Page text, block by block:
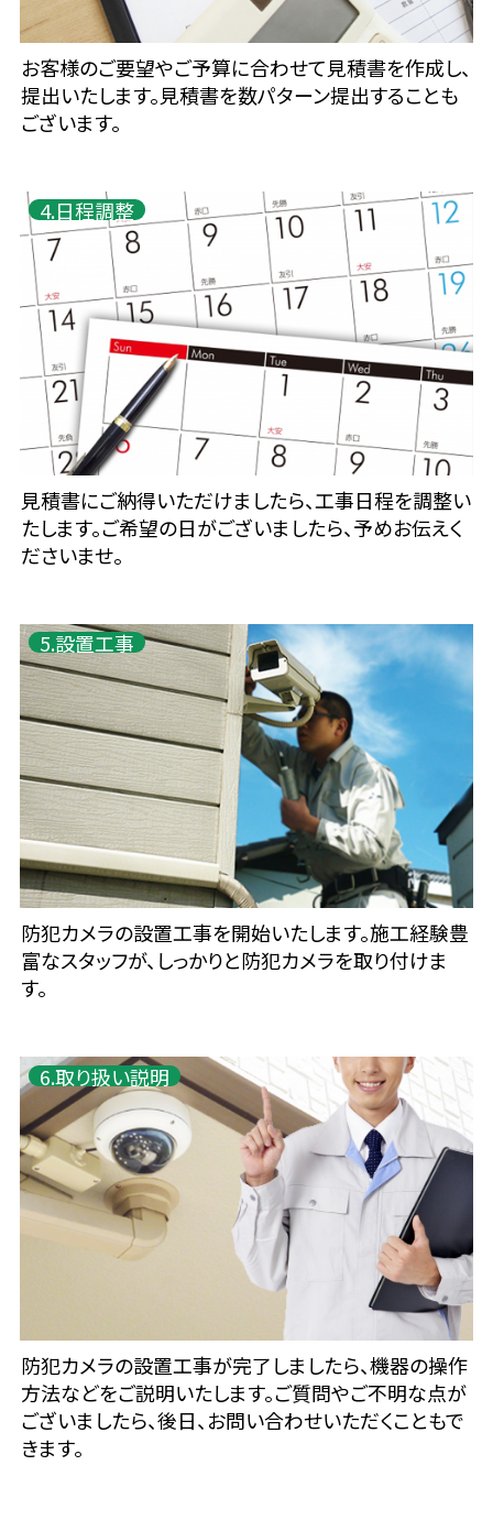
お客様のご要望やご予算に合わせて見積書を作成し、
提出いたします。見積書を数パターン提出することも
ございます。
4.日程調整
見積書にご納得いただけましたら、工事日程を調整い
たします。ご希望の日がございましたら、予めお伝えく
ださいませ。
5.設置工事
防犯カメラの設置工事を開始いたします。施工経験豊
富なスタッフが、しっかりと防犯カメラを取り付けま
す。
6.取り扱い説明
防犯カメラの設置工事が完了しましたら、機器の操作
方法などをご説明いたします。ご質問やご不明な点が
ございましたら、後日、お問い合わせいただくこともで
きます。